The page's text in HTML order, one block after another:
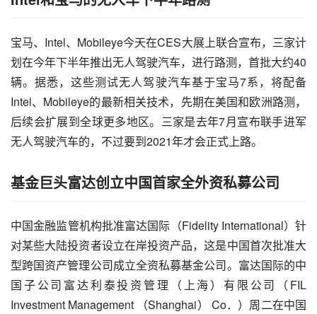
宝马、Intel、Mobileye今天在CES大展上联合宣布，三家计
划在今年下半年推出无人驾驶汽车，进行路测，首批大约40
辆。据悉，这些测试无人驾驶汽车基于宝马7系，将配备
Intel、Mobileye的最新相关技术，先期在美国和欧洲路测，
后续会扩展到全球更多地区。三家是去年7月宣布联手进军
无人驾驶汽车的，不过要到2021年才会正式上路。
基金巨头富达创立中国首家全外资私募公司
中国金融监管机构批准富达国际（Fidelity International）针
对某些大陆投资者设立在岸投资产品，这是中国首次批准大
型跨国资产管理公司成立全资私募基金公司。富达国际的中
国子公司富达利泰投资管理（上海）有限公司（FIL
Investment Management （Shanghai） Co．）周二在中国